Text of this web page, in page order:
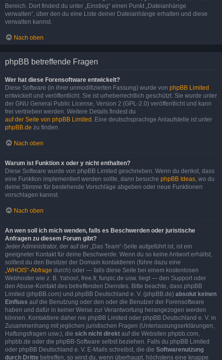
Bereich. Dort findest du unter „Einstieg“ einen Punkt „Dateianhänge
verwalten“, über den du eine Liste deiner Dateianhänge erhalten und diese
verwalten kannst.
Nach oben
phpBB betreffende Fragen
Wer hat diese Forensoftware entwickelt?
Diese Software (in ihrer unmodifizierten Fassung) wurde von phpBB Limited
entwickelt und veröffentlicht. Sie ist urheberrechtlich geschützt. Sie wurde unter
der GNU General Public License, Version 2 (GPL-2.0) veröffentlicht und kann
frei vertrieben werden. Weitere Details findest du
auf der Seite von phpBB Limited . Eine deutschsprachige Anlaufstelle ist unter
phpBB.de zu finden.
Nach oben
Warum ist Funktion x oder y nicht enthalten?
Diese Software wurde von phpBB Limited geschrieben. Wenn du denkst, dass
eine Funktion implementiert werden sollte, dann besuche phpBB Ideas, wo du
deine Stimme für bestehende Vorschläge abgeben oder neue Funktionen
vorschlagen kannst.
Nach oben
An wen soll ich mich wenden, falls es Beschwerden oder juristische
Anfragen zu diesem Forum gibt?
Jeder Administrator, der auf der „Das Team“-Seite aufgeführt ist, ist ein
geeigneter Kontakt für deine Beschwerde. Wenn du so keine Antwort erhältst,
solltest du den Besitzer der Domain kontaktieren (führe dazu eine
„WHOIS“-Abfrage durch) oder — falls diese Seite bei einem kostenlosen
Webhoster wie z. B. Yahoo!, free.fr, funpic.de usw. liegt — den Support oder
den Abuse-Kontakt des betreffenden Dienstes. Bitte beachte, dass phpBB
Limited (phpBB.com) und phpBB Deutschland e. V. (phpBB.de) absolut keinen
Einfluss auf die Benutzung oder den oder die Benutzer der Forensoftware
haben und dafür in keiner Weise zur Verantwortung herangezogen werden
können. Kontaktiere daher nie phpBB Limited oder phpBB Deutschland e. V. in
Zusammenhang mit jeglichen juristischen Fragen (Unterlassungserklärungen,
Haftungsfragen usw.), die sich nicht direkt auf die Websiten phpbb.com,
phpbb.de oder die phpBB-Software selbst beziehen. Falls du phpBB Limited
oder phpBB Deutschland e. V. E-Mails schreibst, die die Softwarenutzung
durch Dritte betreffen, so wirst du, wenn überhaupt, höchstens eine knappe